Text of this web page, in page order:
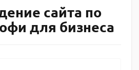
сайта по
для бизнеса